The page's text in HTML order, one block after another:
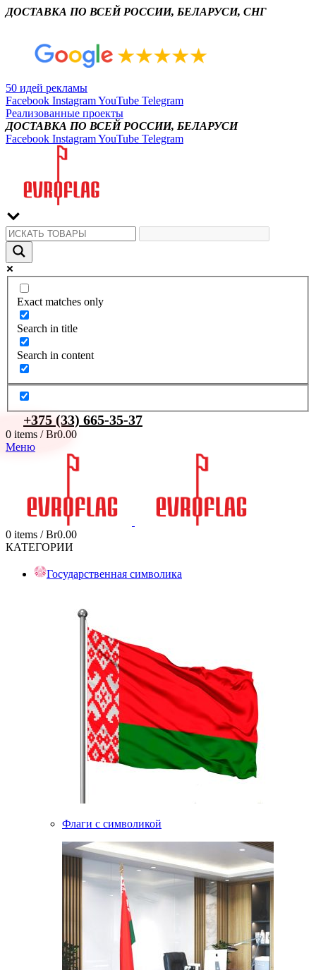
ДОСТАВКА ПО ВСЕЙ РОССИИ, БЕЛАРУСИ, СНГ
50 идей рекламы
Facebook InstagramYouTube Telegram
Реализованные проекты
ДОСТАВКА ПО ВСЕЙ РОССИИ, БЕЛАРУСИ
Facebook InstagramYouTube Telegram
Exact matches only
Search in title
Search in content
+375 (33) 665-35-37
0 items / Br0.00
Меню
0 items / Br0.00
КАТЕГОРИИ
Государственная символика
Флаги с символикой